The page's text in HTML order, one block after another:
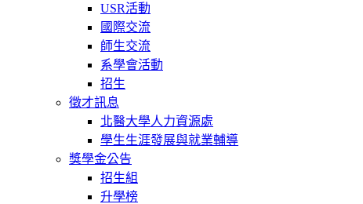
USR活動
國際交流
師生交流
系學會活動
招生
徵才訊息
北醫大學人力資源處
學生生涯發展與就業輔導
獎學金公告
招生組
升學榜